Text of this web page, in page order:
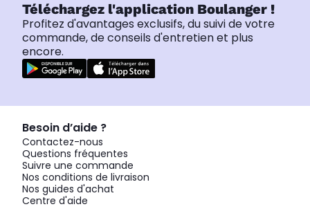
Téléchargez l'application Boulanger !
Profitez d'avantages exclusifs, du suivi de votre
commande, de conseils d'entretien et plus
encore.
Besoin d’aide ?
Contactez-nous
Questions fréquentes
Suivre une commande
Nos conditions de livraison
Nos guides d'achat
Centre d'aide